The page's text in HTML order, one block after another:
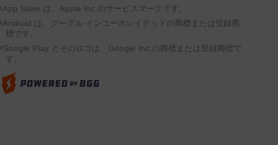
Store は、Apple Inc.のサービスマークです。
は、グーグル インコーポレイテッドの商標または登録商
標です。
Play とそのロゴは、Google Inc.の商標または登録商標で
す。